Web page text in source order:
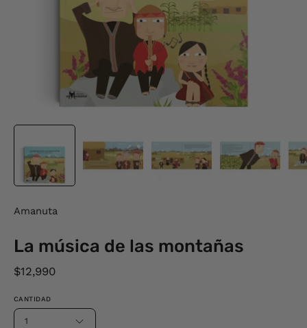
Amanuta
La música de las montañas
$12,990
CANTIDAD
1